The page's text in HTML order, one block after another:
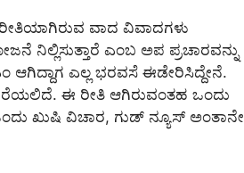
ವಾದ ವಿವಾದಗಳು
ನಿಲ್ಲಿಸುತ್ತಾರೆ ಎಂಬ ಅಪ ಪ್ರಚಾರವನ್ನು
ಆಗಿದ್ದಾಗ ಎಲ್ಲ ಭರವಸೆ ಈಡೇರಿಸಿದ್ದೇನೆ.
ಈ ರೀತಿ ಆಗಿರುವಂತಹ ಒಂದು
ಖುಷಿ ವಿಚಾರ, ಗುಡ್ ನ್ಯೂಸ್ ಅಂತಾನೇ